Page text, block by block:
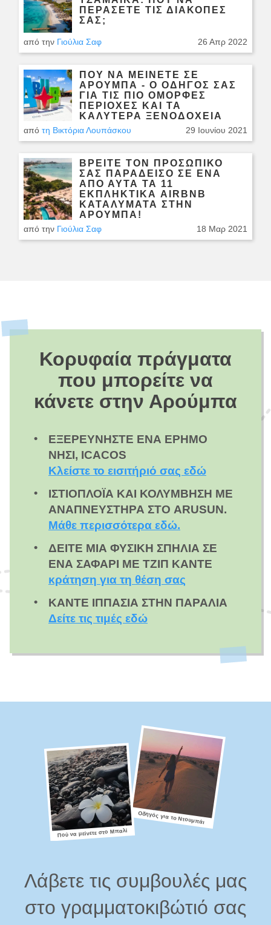
ΠΕΡΆΣΕΤΕ ΤΙΣ ΔΙΑΚΟΠΈΣ
ΣΑΣ;
από την Γιούλια Σαφ 26 Απρ 2022
ΠΟΎ ΝΑ ΜΕΊΝΕΤΕ ΣΕ
ΑΡΟΎΜΠΑ - Ο ΟΔΗΓΌΣ ΣΑΣ
ΓΙΑ ΤΙΣ ΠΙΟ ΌΜΟΡΦΕΣ
ΠΕΡΙΟΧΈΣ ΚΑΙ ΤΑ
ΚΑΛΎΤΕΡΑ ΞΕΝΟΔΟΧΕΊΑ
από τη Βικτόρια Λουπάσκου 29 Ιουνίου 2021
ΒΡΕΊΤΕ ΤΟΝ ΠΡΟΣΩΠΙΚΌ
ΣΑΣ ΠΑΡΆΔΕΙΣΟ ΣΕ ΈΝΑ
ΑΠΌ ΑΥΤΆ ΤΑ 11
ΕΚΠΛΗΚΤΙΚΆ AIRBNB
ΚΑΤΑΛΎΜΑΤΑ ΣΤΗΝ
ΑΡΟΎΜΠΑ!
από την Γιούλια Σαφ 18 Μαρ 2021
Κορυφαία πράγματα
που μπορείτε να
κάνετε στην Αρούμπα
ΕΞΕΡΕΥΝΉΣΤΕ ΈΝΑ ΈΡΗΜΟ
ΝΗΣΊ, ICACOS
Κλείστε το εισιτήριό σας εδώ
ΙΣΤΙΟΠΛΟΪ́Α ΚΑΙ ΚΟΛΎΜΒΗΣΗ ΜΕ
ΑΝΑΠΝΕΥΣΤΉΡΑ ΣΤΟ ARUSUN.
Μάθε περισσότερα εδώ.
ΔΕΊΤΕ ΜΙΑ ΦΥΣΙΚΉ ΣΠΗΛΙΆ ΣΕ
ΈΝΑ ΣΑΦΆΡΙ ΜΕ ΤΖΙΠ ΚΆΝΤΕ
κράτηση για τη θέση σας
ΚΆΝΤΕ ΙΠΠΑΣΊΑ ΣΤΗΝ ΠΑΡΑΛΊΑ
Δείτε τις τιμές εδώ
Πού να μείνετε στο Μπαλί
Οδηγός για το Ντουμπάι
Λάβετε τις συμβουλές μας
στο γραμματοκιβώτιό σας